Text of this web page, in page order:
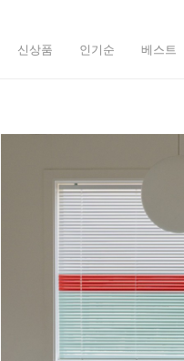
신상품 인기순 베스트